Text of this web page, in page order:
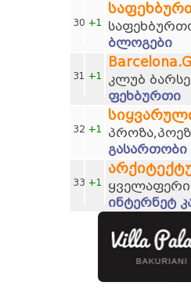
30 +1
ბლოგები
31 +1
კლუბ
ფეხბურთი
32 +1
33 +1
ყველაფერი
ინტერნეტ